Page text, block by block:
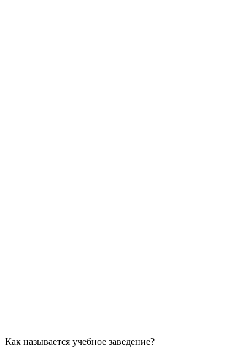
Как называется учебное заведение?